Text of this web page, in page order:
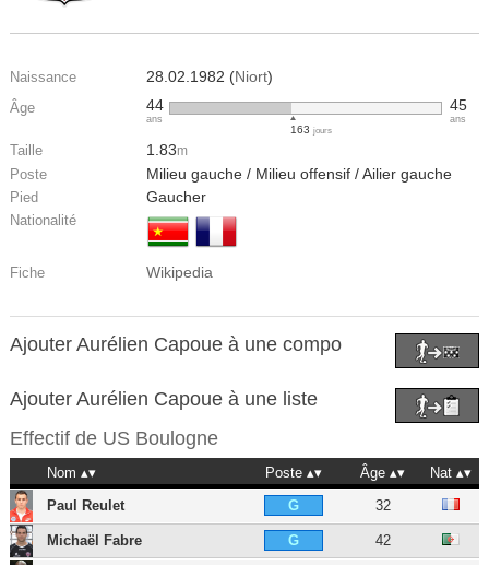
Naissance 28.02.1982 (Niort)
Âge 44
ans
163jours
45
ans
Taille 1.83m
Poste Milieu gauche / Milieu offensif / Ailier gauche
Pied Gaucher
Nationalité
Fiche Wikipedia
Ajouter Aurélien Capoue à une compo
Ajouter Aurélien Capoue à une liste
Effectif de US Boulogne
Nom Poste Âge
Nat
Paul Reulet
G 32
Michaël Fabre G 42